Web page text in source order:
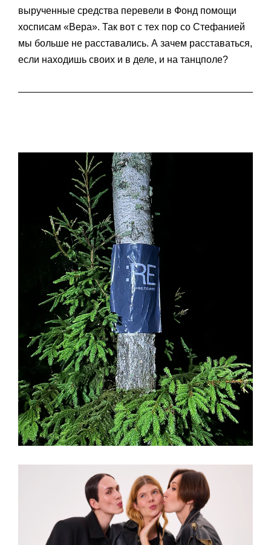
вырученные средства перевели в Фонд помощи
хосписам «Вера». Так вот с тех пор со Стефанией
мы больше не расставались. А зачем расставаться,
если находишь своих и в деле, и на танцполе?